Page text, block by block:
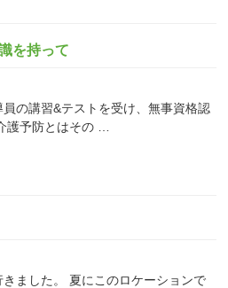
を持って
の講習&テストを受け、無事資格認
護予防とはその …
ました。 夏にこのロケーションで